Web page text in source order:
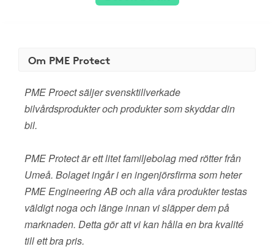
Om PME Protect
PME Proect säljer svensktillverkade
bilvårdsprodukter och produkter som skyddar din
bil.
PME Protect är ett litet familjebolag med rötter från
Umeå. Bolaget ingår i en ingenjörsfirma som heter
PME Engineering AB och alla våra produkter testas
väldigt noga och länge innan vi släpper dem på
marknaden. Detta gör att vi kan hålla en bra kvalité
till ett bra pris.